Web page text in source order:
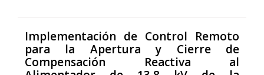
Implementación de Control Remoto
para la Apertura y Cierre de
Compensación Reactiva al